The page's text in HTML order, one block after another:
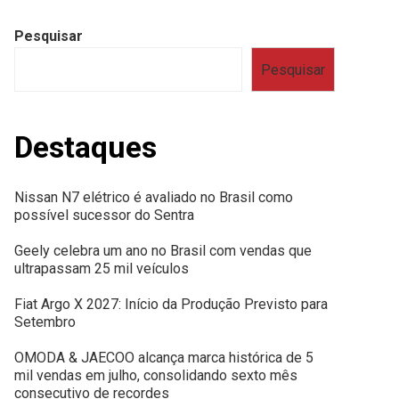
Pesquisar
Pesquisar
Destaques
Nissan N7 elétrico é avaliado no Brasil como
possível sucessor do Sentra
Geely celebra um ano no Brasil com vendas que
ultrapassam 25 mil veículos
Fiat Argo X 2027: Início da Produção Previsto para
Setembro
OMODA & JAECOO alcança marca histórica de 5
mil vendas em julho, consolidando sexto mês
consecutivo de recordes